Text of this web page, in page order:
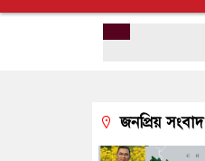
জনপ্রিয় সংবাদ